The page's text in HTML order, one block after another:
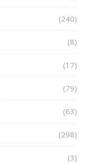
(240)
(8)
(17)
(79)
(63)
(298)
(3)